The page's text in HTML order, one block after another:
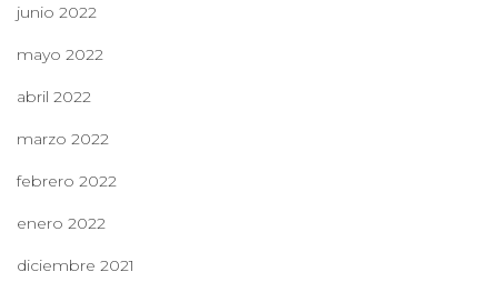
junio 2022
mayo 2022
abril 2022
marzo 2022
febrero 2022
enero 2022
diciembre 2021